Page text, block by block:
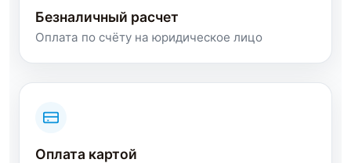
Безналичный расчет
Оплата по счёту на юридическое лицо
Оплата картой